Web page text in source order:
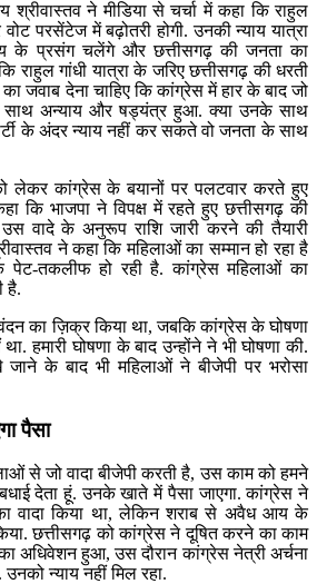
श्रीवास्तव ने मीडिया से चर्चा में कहा कि राहुल
वोट परसेंटेज में बढ़ोतरी होगी. उनकी न्याय यात्रा
के प्रसंग चलेंगे और छत्तीसगढ़ की जनता का
राहुल गांधी यात्रा के जरिए छत्तीसगढ़ की धरती
जवाब देना चाहिए कि कांग्रेस में हार के बाद जो
अन्याय और षड्यंत्र हुआ. क्या उनके साथ
के अंदर न्याय नहीं कर सकते वो जनता के साथ
लेकर कांग्रेस के बयानों पर पलटवार करते हुए
कि भाजपा ने विपक्ष में रहते हुए छत्तीसगढ़ की
वादे के अनुरूप राशि जारी करने की तैयारी
ने कहा कि महिलाओं का सम्मान हो रहा है
तकलीफ हो रही है. कांग्रेस महिलाओं का
है.
का ज़िक्र किया था, जबकि कांग्रेस के घोषणा
हमारी घोषणा के बाद उन्होंने ने भी घोषणा की.
जाने के बाद भी महिलाओं ने बीजेपी पर भरोसा
पैसा
से जो वादा बीजेपी करती है, उस काम को हमने
देता हूं. उनके खाते में पैसा जाएगा. कांग्रेस ने
वादा किया था, लेकिन शराब से अवैध आय के
छत्तीसगढ़ को कांग्रेस ने दूषित करने का काम
अधिवेशन हुआ, उस दौरान कांग्रेस नेत्री अर्चना
न्याय नहीं मिल रहा.